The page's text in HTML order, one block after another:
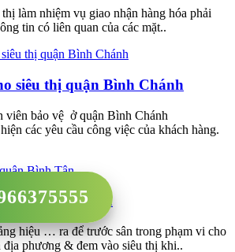
làm nhiệm vụ giao nhận hàng hóa phải
tin có liên quan của các mặt..
siêu thị quận Bình Chánh
viên bảo vệ ở quận Bình Chánh
các yêu cầu công việc của khách hàng.
quận Bình Tân
hiệu … ra để trước sân trong phạm vi cho
địa phương & đem vào siêu thị khi..